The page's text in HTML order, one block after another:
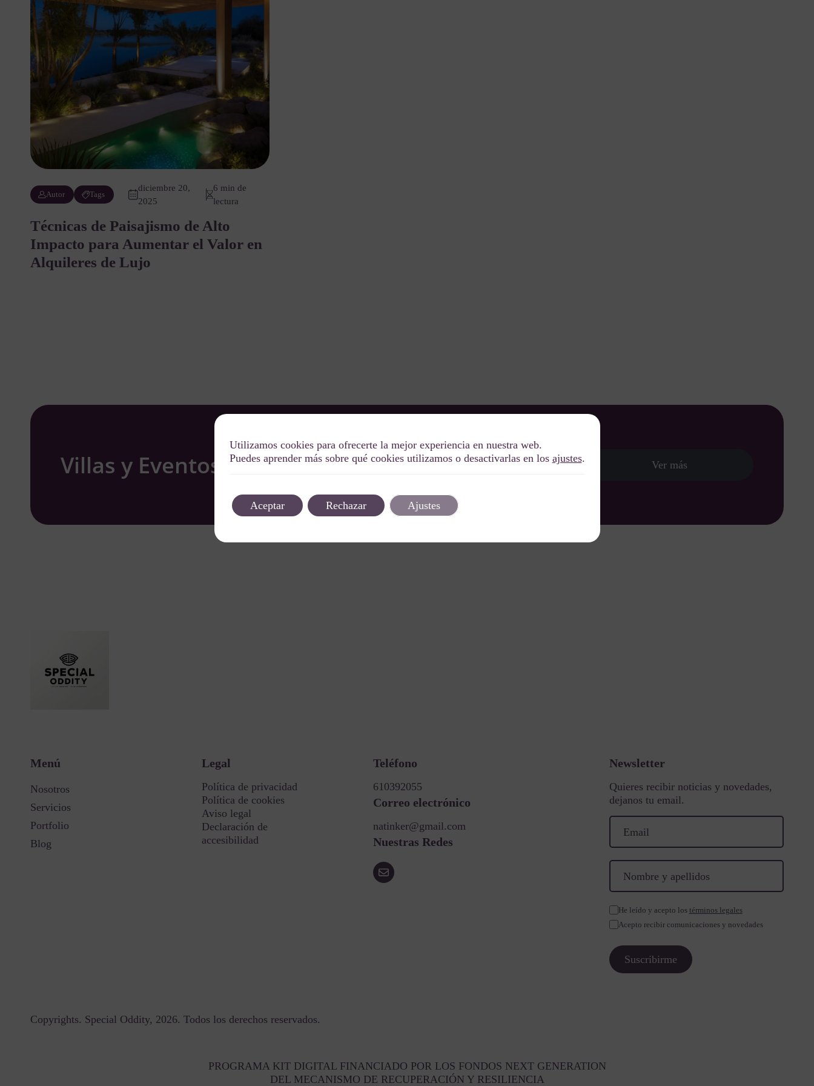
Autor Tags
diciembre 20,
2025
6 min de
lectura
Técnicas de Paisajismo de Alto
Impacto para Aumentar el Valor en
Alquileres de Lujo
Villas y Eventos WOW
Descubre el lujo de nuestras villas y vive eventos
inolvidables. En Special Oddity hacemos que tu
Ver más
Menú
Nosotros
Servicios
Portfolio
Blog
Legal
Política de privacidad
Política de cookies
Aviso legal
Declaración de
accesibilidad
Teléfono
610392055
Correo electrónico
natinker@gmail.com
Nuestras Redes
Newsletter
Quieres recibir noticias y novedades,
dejanos tu email.
He leído y acepto los términos legales
Acepto recibir comunicaciones y novedades
Copyrights. Special Oddity, 2026. Todos los derechos reservados.
PROGRAMA KIT DIGITAL FINANCIADO POR LOS FONDOS NEXT GENERATION
DEL MECANISMO DE RECUPERACIÓN Y RESILIENCIA
Utilizamos cookies para ofrecerte la mejor experiencia en nuestra web.
Puedes aprender más sobre qué cookies utilizamos o desactivarlas en los ajustes.
Aceptar Rechazar Ajustes